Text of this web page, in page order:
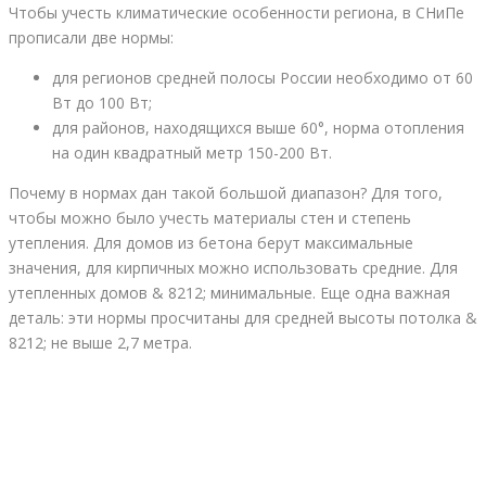
Чтобы учесть климатические особенности региона, в СНиПе
прописали две нормы:
для регионов средней полосы России необходимо от 60
Вт до 100 Вт;
для районов, находящихся выше 60°, норма отопления
на один квадратный метр 150-200 Вт.
Почему в нормах дан такой большой диапазон? Для того,
чтобы можно было учесть материалы стен и степень
утепления. Для домов из бетона берут максимальные
значения, для кирпичных можно использовать средние. Для
утепленных домов & 8212; минимальные. Еще одна важная
деталь: эти нормы просчитаны для средней высоты потолка &
8212; не выше 2,7 метра.